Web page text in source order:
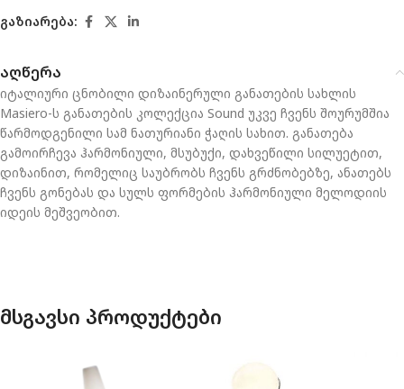
გაზიარება:
აღწერა
იტალიური ცნობილი დიზაინერული განათების სახლის
Masiero-ს განათების კოლექცია Sound უკვე ჩვენს შოურუმშია
წარმოდგენილი სამ ნათურიანი ჭაღის სახით. განათება
გამოირჩევა ჰარმონიული, მსუბუქი, დახვეწილი სილუეტით,
დიზაინით, რომელიც საუბრობს ჩვენს გრძნობებზე, ანათებს
ჩვენს გონებას და სულს ფორმების ჰარმონიული მელოდიის
იდეის მეშვეობით.
მსგავსი პროდუქტები